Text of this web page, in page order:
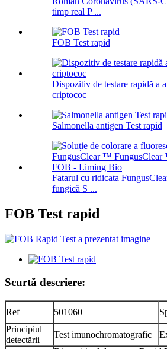
timp real P ...
FOB Test rapid
Dispozitiv de testare rapidă a
criptococ
Salmonella antigen Test rapid
Fatarul cu ridicata
fungică S ...
FOB Test rapid
Scurtă descriere:
Ref 501060
Principiul
detectării
Test imunochromatografic